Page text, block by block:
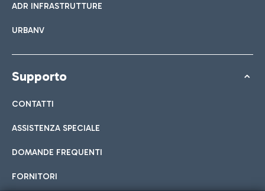
ADR INFRASTRUTTURE
URBANV
Supporto
CONTATTI
ASSISTENZA SPECIALE
DOMANDE FREQUENTI
FORNITORI